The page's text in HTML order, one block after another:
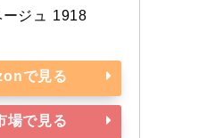
ージュ 1918
で見る
場で見る